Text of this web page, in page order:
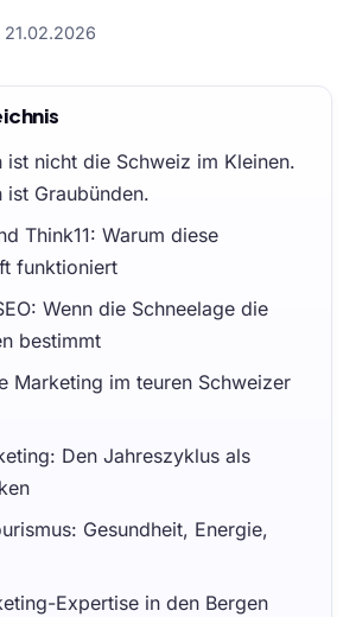
ist nicht die Schweiz im Kleinen.
ist Graubünden.
Think11: Warum diese
funktioniert
Wenn die Schneelage die
bestimmt
Marketing im teuren Schweizer
Den Jahreszyklus als
Gesundheit, Energie,
Expertise in den Bergen